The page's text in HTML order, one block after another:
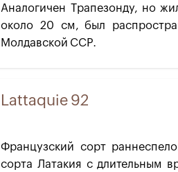
Аналогичен Трапезонду, но
около 20 см, был
Молдавской ССР.
Lattaquie 92
Французский сорт
сорта Латакия с длительным